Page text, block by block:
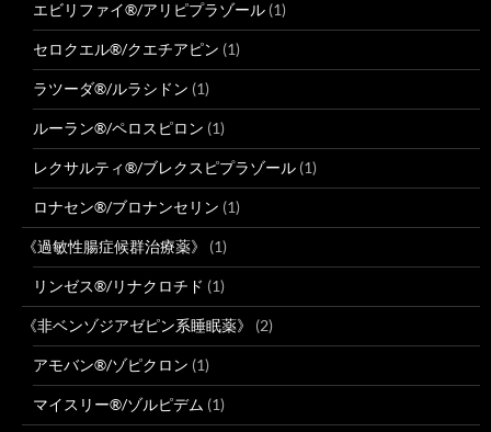
エビリファイ®/アリピプラゾール (1)
セロクエル®/クエチアピン (1)
ラツーダ®/ルラシドン (1)
ルーラン®/ペロスピロン (1)
レクサルティ®/ブレクスピプラゾール (1)
ロナセン®/ブロナンセリン (1)
《過敏性腸症候群治療薬》 (1)
リンゼス®/リナクロチド (1)
《非ベンゾジアゼピン系睡眠薬》 (2)
アモバン®/ゾピクロン (1)
マイスリー®/ゾルピデム (1)